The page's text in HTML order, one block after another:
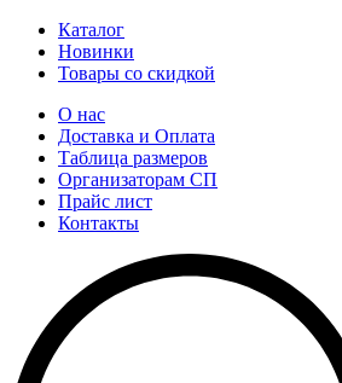
Каталог
Новинки
Товары со скидкой
О нас
Доставка и Оплата
Таблица размеров
Организаторам СП
Прайс лист
Контакты